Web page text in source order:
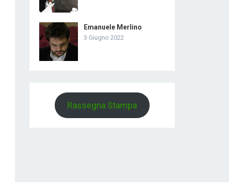
Emanuele Merlino
3 Giugno 2022
Rassegna Stampa